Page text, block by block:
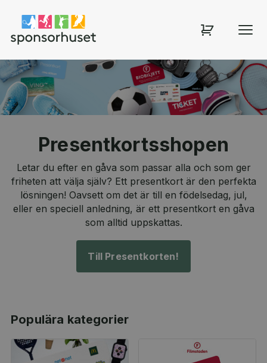
Sponsorhuset shop
Presentkortsshopen
Letar du efter en gåva som passar alla och som ger
friheten att välja själv? Ett presentkort är den perfekta
lösningen! Oavsett om det är till en födelsedag, jul,
eller en speciell anledning, är ett presentkort en gåva
som alltid uppskattas.
Till Presentkorten!
Populära kategorier